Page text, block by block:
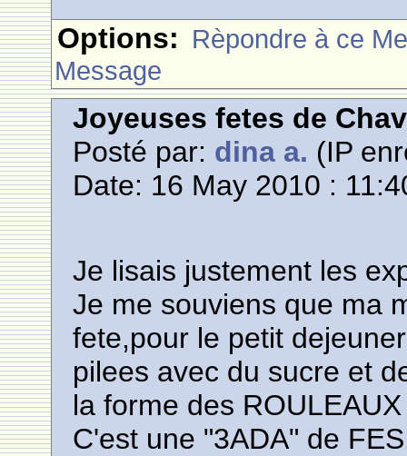
Options: Rèpondre à ce
Message
Joyeuses fetes de
Posté par: dina a. (IP
Date: 16 May 2010 :
Je lisais justement les
Je me souviens que ma
fete,pour le petit
pilees avec du sucre et
la forme des
C'est une "3ADA" de